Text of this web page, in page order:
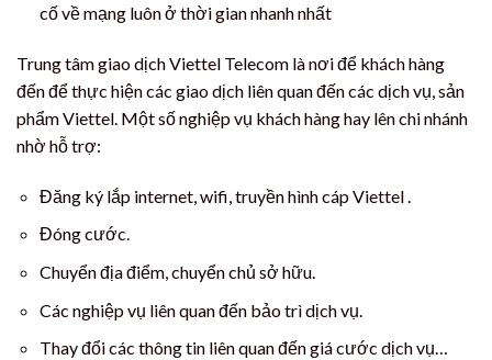
cố về mạng luôn ở thời gian nhanh nhất
Trung tâm giao dịch Viettel Telecom là nơi để khách hàng
đến để thực hiện các giao dịch liên quan đến các dịch vụ, sản
phẩm Viettel. Một số nghiệp vụ khách hàng hay lên chi nhánh
nhờ hỗ trợ:
Đăng ký lắp internet, wifi, truyền hình cáp Viettel .
Đóng cước.
Chuyển địa điểm, chuyển chủ sở hữu.
Các nghiệp vụ liên quan đến bảo trì dịch vụ.
Thay đổi các thông tin liên quan đến giá cước dịch vụ…